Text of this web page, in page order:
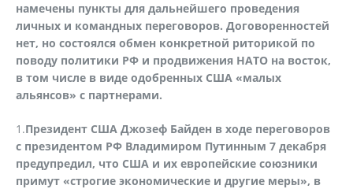
намечены пункты для дальнейшего проведения
личных и командных переговоров. Договоренностей
нет, но состоялся обмен конкретной риторикой по
поводу политики РФ и продвижения НАТО на восток,
в том числе в виде одобренных США «малых
альянсов» с партнерами.
1.Президент США Джозеф Байден в ходе переговоров
с президентом РФ Владимиром Путинным 7 декабря
предупредил, что США и их европейские союзники
примут «строгие экономические и другие меры», в